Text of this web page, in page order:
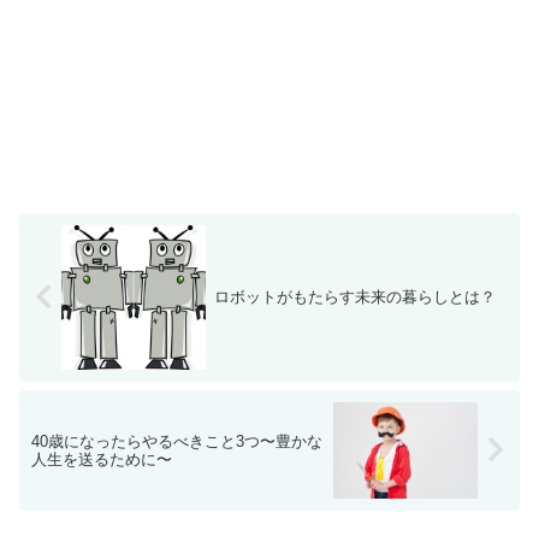
ロボットがもたらす未来の暮らしとは？
40歳になったらやるべきこと3つ〜豊かな
人生を送るために〜